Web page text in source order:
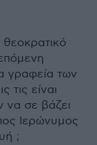
γραφεία των
τις είναι
σε βάζει
Ιερώνυμος
;